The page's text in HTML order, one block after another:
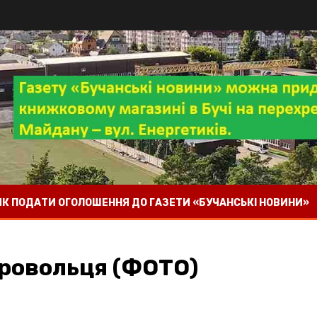
ПОДАТИ ОГОЛОШЕННЯ ДО ГАЗЕТИ «БУЧАНСЬКІ НОВИНИ»
(ФОТО)